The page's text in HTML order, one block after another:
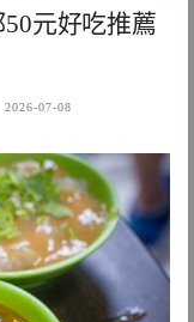
元好吃推薦
2026-07-08